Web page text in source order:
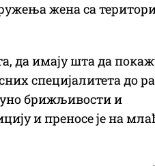
жена са
да имају шта да
специјалитета до
брижљивости и
и преносе је на